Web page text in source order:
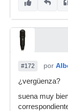
#172 por
¿vergüenza?
suena muy